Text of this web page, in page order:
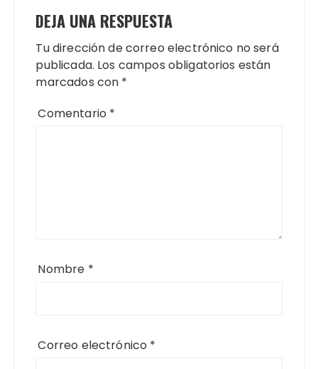
DEJA UNA RESPUESTA
Tu dirección de correo electrónico no será
publicada. Los campos obligatorios están
marcados con *
Comentario *
Nombre *
Correo electrónico *